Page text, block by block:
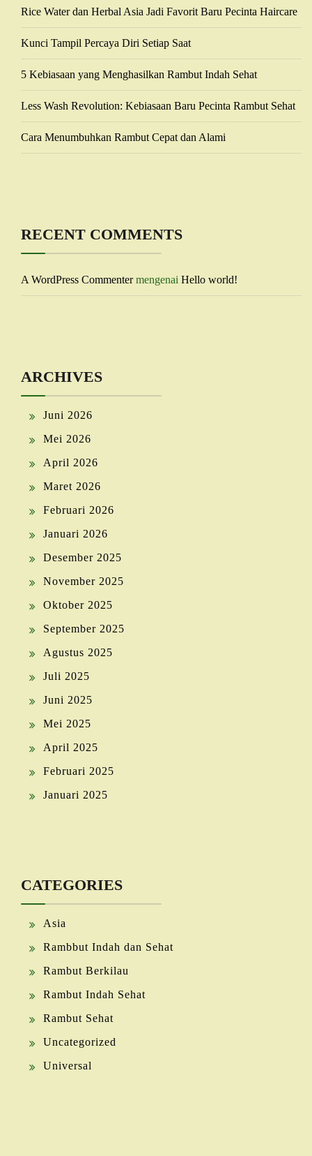
Rice Water dan Herbal Asia Jadi Favorit Baru Pecinta Haircare
Kunci Tampil Percaya Diri Setiap Saat
5 Kebiasaan yang Menghasilkan Rambut Indah Sehat
Less Wash Revolution: Kebiasaan Baru Pecinta Rambut Sehat
Cara Menumbuhkan Rambut Cepat dan Alami
RECENT COMMENTS
A WordPress Commentermengenai Hello world!
ARCHIVES
Juni 2026
Mei 2026
April 2026
Maret 2026
Februari 2026
Januari 2026
Desember 2025
November 2025
Oktober 2025
September 2025
Agustus 2025
Juli 2025
Juni 2025
Mei 2025
April 2025
Februari 2025
Januari 2025
CATEGORIES
Asia
Rambbut Indah dan Sehat
Rambut Berkilau
Rambut Indah Sehat
Rambut Sehat
Uncategorized
Universal